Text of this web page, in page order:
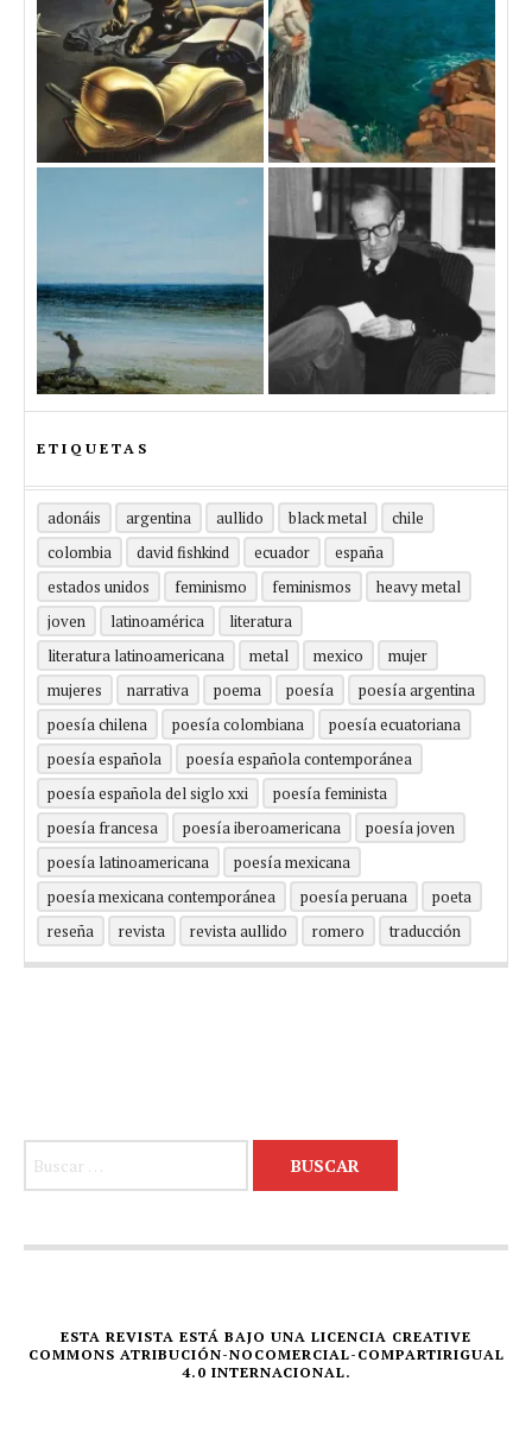
ETIQUETAS
adonáis argentina aullido black metal
chile
colombia
david fishkind ecuador
españa
estados unidos
feminismo feminismos
heavy metal
joven
latinoamérica
literatura
literatura latinoamericana
metal mexico
mujer
mujeres
narrativa poema poesía
poesía argentina
poesía chilena
poesía colombiana
poesía ecuatoriana
poesía española
poesía española contemporánea
poesía española del siglo xxi
poesía feminista
poesía francesa
poesía iberoamericana
poesía joven
poesía latinoamericana
poesía mexicana
poesía mexicana contemporánea
poesía peruana
poeta
reseña
revista revista aullido romero traducción
ESTA REVISTA ESTÁ BAJO UNA LICENCIA CREATIVE
COMMONS ATRIBUCIÓN-NOCOMERCIAL-COMPARTIRIGUAL
4.0 INTERNACIONAL.